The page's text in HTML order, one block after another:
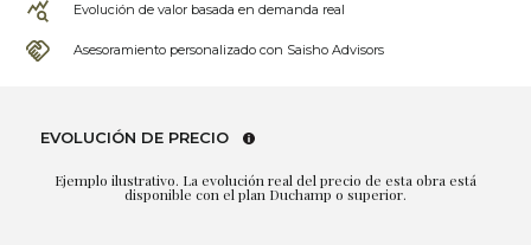
Evolución de valor basada en demanda real
Asesoramiento personalizado con Saisho Advisors
EVOLUCIÓN DE PRECIO
Ejemplo ilustrativo. La evolución real del precio de esta obra está
disponible con el plan Duchamp o superior.